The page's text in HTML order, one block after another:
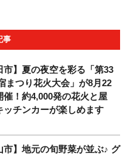
事
市】夏の夜空を彩る「第33
まつり花火大会」が8月22
催！約4,000発の花火と屋
ッチンカーが楽しめます
市】地元の旬野菜が並ぶ♪ グ